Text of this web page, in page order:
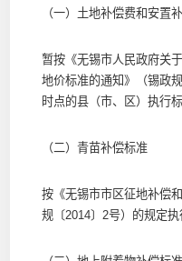
（一）土地补偿费和安置
暂按《无锡市人民政府关
地价标准的通知》（锡政
时点的县（市、区）执行标
（二）青苗补偿标准
按《无锡市市区征地补偿
规〔2014〕2号）的规定执